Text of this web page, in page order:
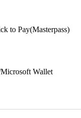
to Pay(Masterpass)
Wallet